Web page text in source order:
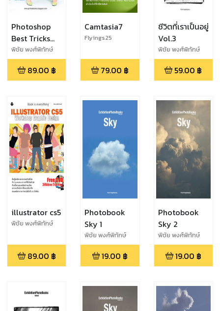
Photoshop
Best Tricks
CS5
พิชัย พงศ์พิทักษ์
พงศ์
89.00 ฿
Camtasia7
Flyings25
79.00 ฿
ชีวิตที่เราเป็นอยู่
Vol.3
พิชัย พงศ์พิทักษ์
พงศ์
59.00 ฿
illustrator cs5
พิชัย พงศ์พิทักษ์
89.00 ฿
Photobook
Sky 1
พิชัย พงศ์พิทักษ์
พงศ์
19.00 ฿
Photobook
Sky 2
พิชัย พงศ์พิทักษ์
พงศ์
19.00 ฿